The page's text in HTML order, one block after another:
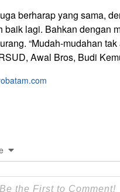
berharap yang sama,
baik lagi. Bahkan dengan
“Mudah-mudahan
Awal Bros, Budi